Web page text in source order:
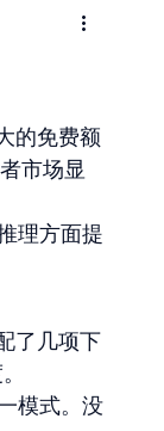
的免费额
市场显
理方面提
了几项下
模式。没